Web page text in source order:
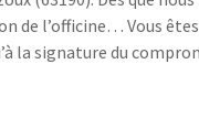
de l’officine… Vous
la signature du